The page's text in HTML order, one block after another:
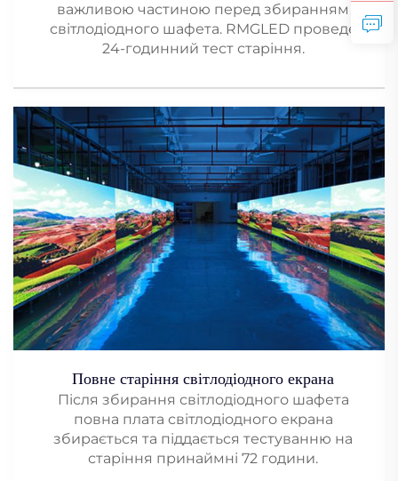
важливою частиною перед збиранням
світлодіодного шафета. RMGLED проведе
24-годинний тест старіння.
Повне старіння світлодіодного екрана
Після збирання світлодіодного шафета
повна плата світлодіодного екрана
збирається та піддається тестуванню на
старіння принаймні 72 години.